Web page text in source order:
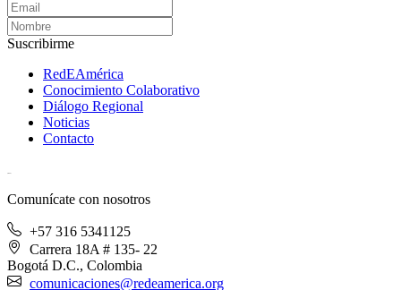
Suscribirme
RedEAmérica
Conocimiento Colaborativo
Diálogo Regional
Noticias
Contacto
Comunícate con nosotros
+57 316 5341125
Carrera 18A # 135- 22
Bogotá D.C., Colombia
comunicaciones@redeamerica.org